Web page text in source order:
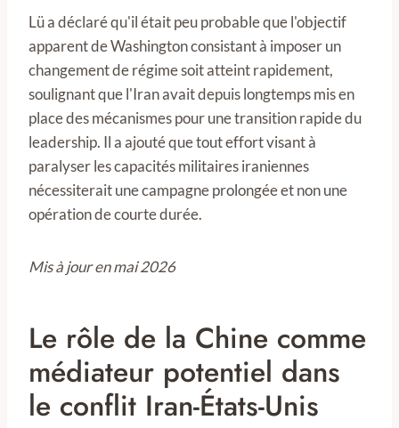
Lü a déclaré qu'il était peu probable que l'objectif
apparent de Washington consistant à imposer un
changement de régime soit atteint rapidement,
soulignant que l'Iran avait depuis longtemps mis en
place des mécanismes pour une transition rapide du
leadership. Il a ajouté que tout effort visant à
paralyser les capacités militaires iraniennes
nécessiterait une campagne prolongée et non une
opération de courte durée.
Mis à jour en mai 2026
Le rôle de la Chine comme
médiateur potentiel dans
le conflit Iran-États-Unis